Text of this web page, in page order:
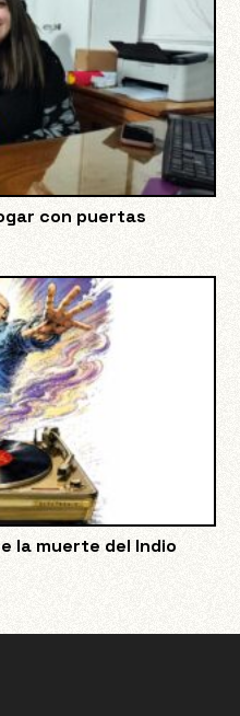
con puertas
la muerte del Indio